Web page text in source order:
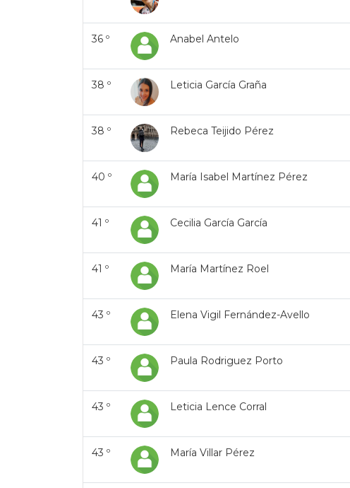
36 º Anabel Antelo
38 º Leticia García Graña
38 º Rebeca Teijido Pérez
40 º María Isabel Martínez Pérez
41 º Cecilia García García
41 º María Martínez Roel
43 º Elena Vigil Fernández-Avello
43 º Paula Rodriguez Porto
43 º Leticia Lence Corral
43 º María Villar Pérez